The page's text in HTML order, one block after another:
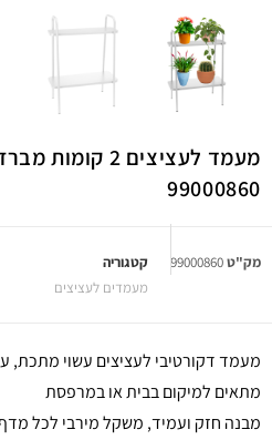
מעמד לעציצים 2
99000860
מק"ט99000860
קטגוריה
מעמדים לעציצים
מעמד דקורטיבי לעציצים עשוי מתכת,
מתאים למיקום בבית או במרפסת
מבנה חזק ועמיד, משקל מירבי לכל מדף 10 ק"ג